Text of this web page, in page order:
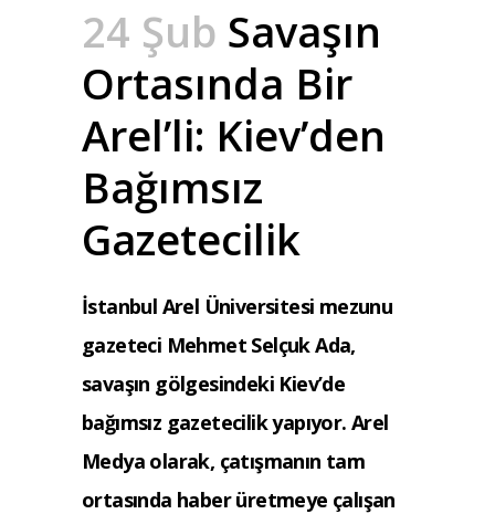
24 Şub Savaşın
Ortasında Bir
Arel’li: Kiev’den
Bağımsız
Gazetecilik
İstanbul Arel Üniversitesi mezunu
gazeteci Mehmet Selçuk Ada,
savaşın gölgesindeki Kiev’de
bağımsız gazetecilik yapıyor. Arel
Medya olarak, çatışmanın tam
ortasında haber üretmeye çalışan